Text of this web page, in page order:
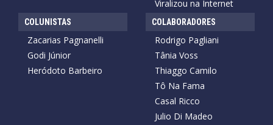
Viralizou na Internet
COLUNISTAS
Zacarias Pagnanelli
Godi Júnior
Heródoto Barbeiro
COLABORADORES
Rodrigo Pagliani
Tânia Voss
Thiaggo Camilo
Tô Na Fama
Casal Ricco
Julio Di Madeo